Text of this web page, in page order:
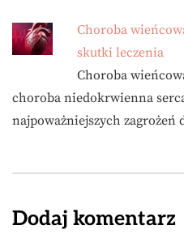
Choroba
skutki leczenia
Choroba
choroba niedokrwienna
najpoważniejszych zagrożeń
Dodaj komentarz